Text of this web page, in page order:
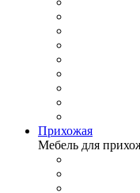
Прихожая
Мебель для